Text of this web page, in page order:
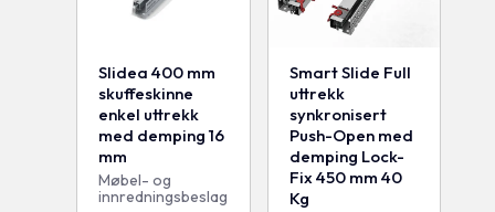
Slidea 400 mm
skuffeskinne
enkel uttrekk
med demping 16
mm
Møbel- og
innredningsbeslag
Smart Slide Full
uttrekk
synkronisert
Push-Open med
demping Lock-
Fix 450 mm 40
Kg